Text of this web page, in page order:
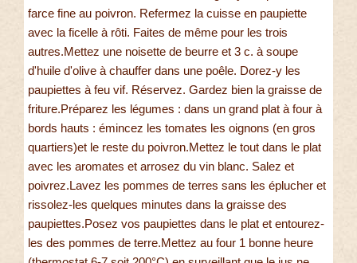
farce fine au poivron. Refermez la cuisse en paupiette
avec la ficelle à rôti. Faites de même pour les trois
autres.Mettez une noisette de beurre et 3 c. à soupe
d'huile d'olive à chauffer dans une poêle. Dorez-y les
paupiettes à feu vif. Réservez. Gardez bien la graisse de
friture.Préparez les légumes : dans un grand plat à four à
bords hauts : émincez les tomates les oignons (en gros
quartiers)et le reste du poivron.Mettez le tout dans le plat
avec les aromates et arrosez du vin blanc. Salez et
poivrez.Lavez les pommes de terres sans les éplucher et
rissolez-les quelques minutes dans la graisse des
paupiettes.Posez vos paupiettes dans le plat et entourez-
les des pommes de terre.Mettez au four 1 bonne heure